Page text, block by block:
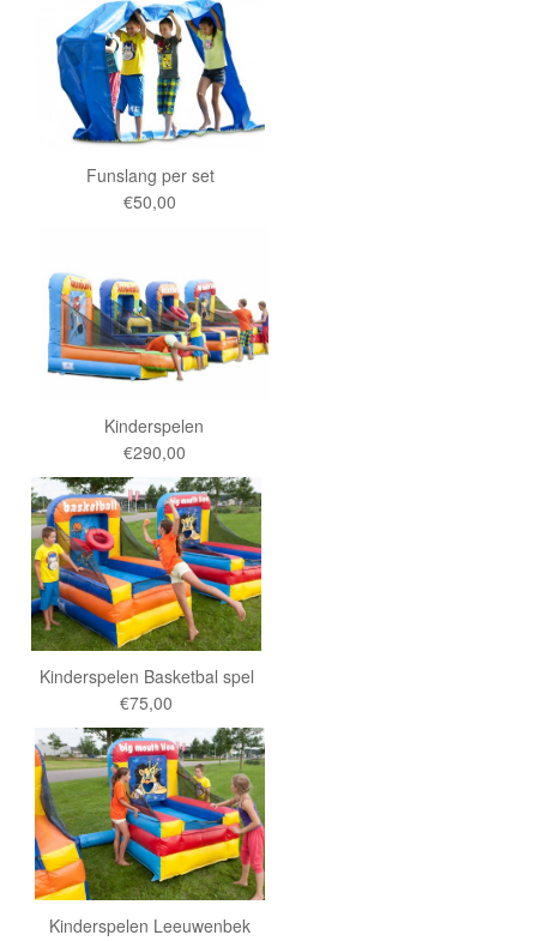
Funslang per set
€50,00
Kinderspelen
€290,00
Kinderspelen Basketbal spel
€75,00
Kinderspelen Leeuwenbek